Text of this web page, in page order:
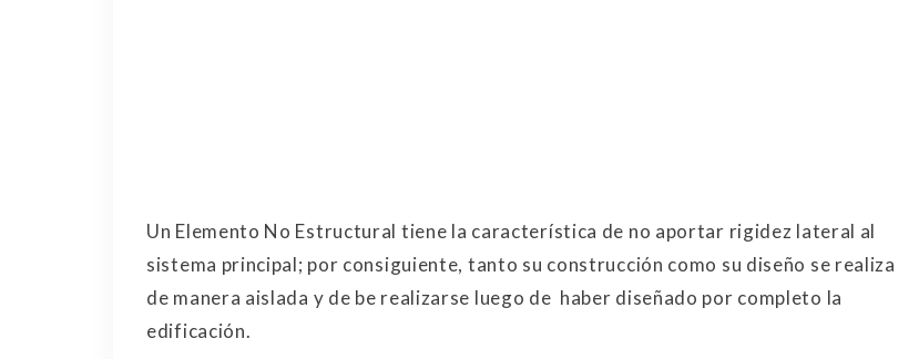
Un Elemento No Estructural tiene la característica de no aportar rigidez lateral al
sistema principal; por consiguiente, tanto su construcción como su diseño se realiza
de manera aislada y de be realizarse luego de haber diseñado por completo la
edificación.